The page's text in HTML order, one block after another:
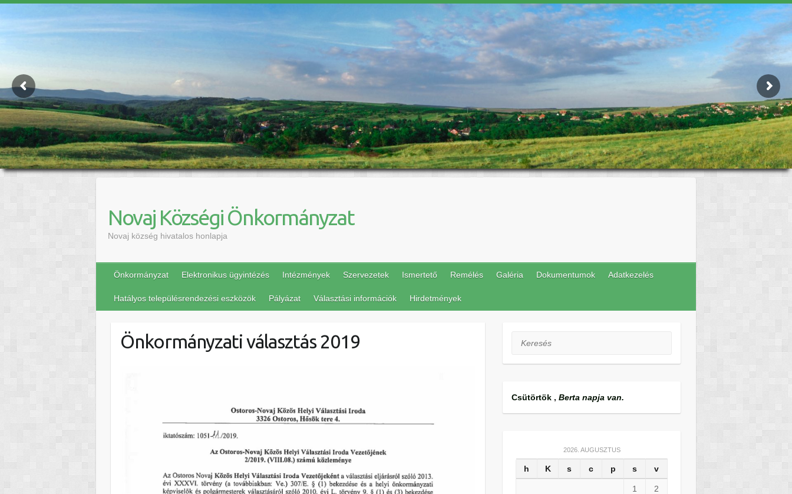
Novaj Községi Önkormányzat
Novaj község hivatalos honlapja
Önkormányzat Elektronikus ügyintézés Intézmények Szervezetek Ismertető Remélés Galéria Dokumentumok Adatkezelés
Hatályos településrendezési eszközök Pályázat Választási információk Hirdetmények
Önkormányzati választás 2019 Keresés
Csütörtök , Berta napja van.
2026. AUGUSZTUS
h K s c p s v
1 2